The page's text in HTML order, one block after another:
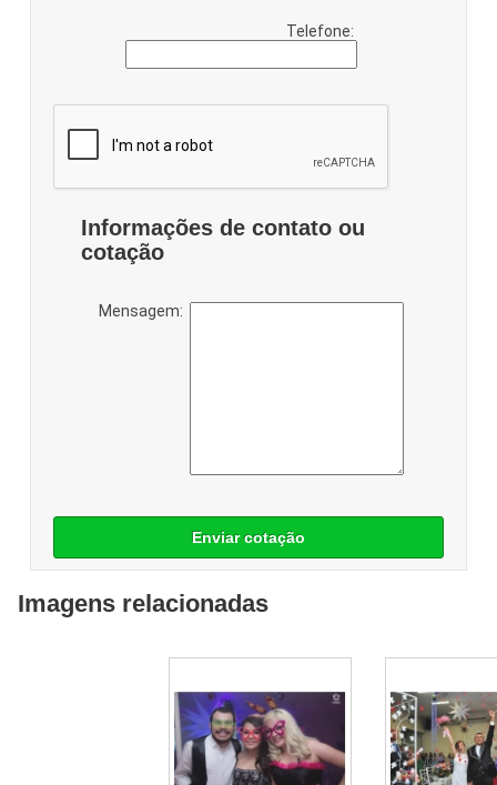
Telefone:
Informações de contato ou
cotação
Mensagem:
Enviar cotação
Imagens relacionadas